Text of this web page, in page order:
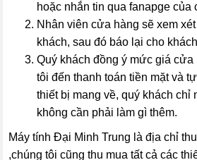
hoặc nhắn tin qua fanapge của
Nhân viên cửa hàng sẽ xem
khách, sau đó báo lại cho
Quý khách đồng ý mức giá
tôi đến thanh toán tiền mặt và
thiết bị mang về, quý khách chỉ
không cần phải làm gì thêm.
Máy tính Đại Minh Trung là địa chỉ
,chúng tôi cũng thu mua tất cả các